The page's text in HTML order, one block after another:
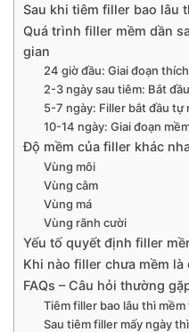
Sau khi tiêm filler bao lâu
Quá trình filler mềm dần
gian
24 giờ đầu: Giai đoạn
2-3 ngày sau tiêm: Bắt
5-7 ngày: Filler bắt đầu tự
10-14 ngày: Giai đoạn
Độ mềm của filler khác
Vùng môi
Vùng cằm
Vùng má
Vùng rãnh cười
Yếu tố quyết định filler
Khi nào filler chưa mềm
FAQs – Câu hỏi thường
Tiêm filler bao lâu thì
Sau tiêm filler mấy ngày